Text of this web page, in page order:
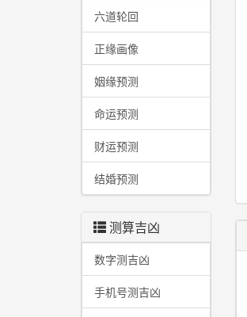
六道轮回
正缘画像
姻缘预测
命运预测
财运预测
结婚预测
测算吉凶
数字测吉凶
手机号测吉凶